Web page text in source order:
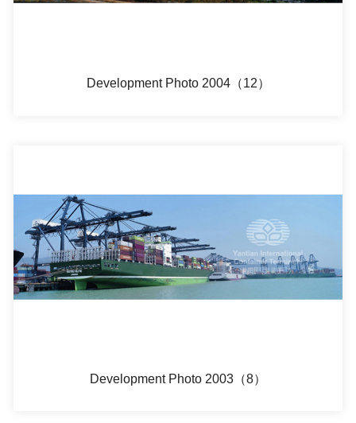
Development Photo 2004（12）
Development Photo 2003（8）